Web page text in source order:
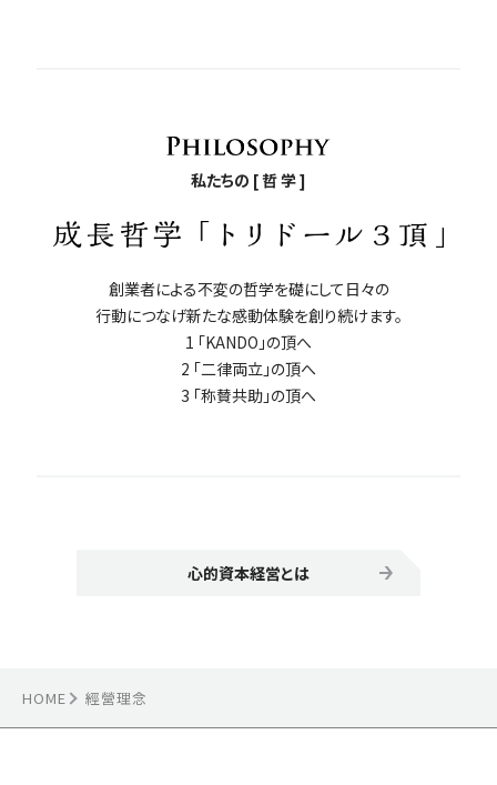
私たちの [ 哲 学 ]
創業者による不変の哲学を礎にして日々の
行動につなげ新たな感動体験を創り続けます。
1 「KANDO」の頂へ
2 「二律両立」の頂へ
3 「称賛共助」の頂へ
心的資本経営とは
HOME 經營理念